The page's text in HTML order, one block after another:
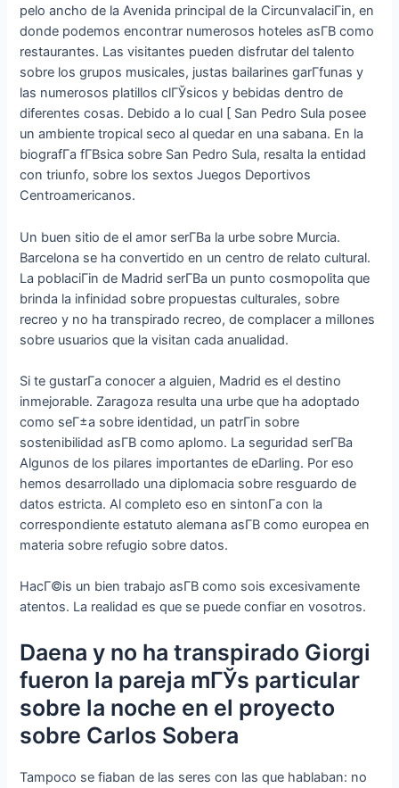
pelo ancho de la Avenida principal de la CircunvalaciГіn, en
donde podemos encontrar numerosos hoteles asГ­В­ como
restaurantes. Las visitantes pueden disfrutar del talento
sobre los grupos musicales, justas bailarines garГ­funas y
las numerosos platillos clГЎsicos y bebidas dentro de
diferentes cosas. Debido a lo cual [ San Pedro Sula posee
un ambiente tropical seco al quedar en una sabana. En la
biografГ­a fГ­В­sica sobre San Pedro Sula, resalta la entidad
con triunfo, sobre los sextos Juegos Deportivos
Centroamericanos.
Un buen sitio de el amor serГ­В­a la urbe sobre Murcia.
Barcelona se ha convertido en un centro de relato cultural.
La poblaciГіn de Madrid serГ­В­a un punto cosmopolita que
brinda la infinidad sobre propuestas culturales, sobre
recreo y no ha transpirado recreo, de complacer a millones
sobre usuarios que la visitan cada anualidad.
Si te gustarГ­a conocer a alguien, Madrid es el destino
inmejorable. Zaragoza resulta una urbe que ha adoptado
como seГ±a sobre identidad, un patrГіn sobre
sostenibilidad asГ­В­ como aplomo. La seguridad serГ­В­a
Algunos de los pilares importantes de eDarling. Por eso
hemos desarrollado una diplomacia sobre resguardo de
datos estricta. Al completo eso en sintonГ­a con la
correspondiente estatuto alemana asГ­В­ como europea en
materia sobre refugio sobre datos.
HacГ©is un bien trabajo asГ­В­ como sois excesivamente
atentos. La realidad es que se puede confiar en vosotros.
Daena y no ha transpirado Giorgi
fueron la pareja mГЎs particular
sobre la noche en el proyecto
sobre Carlos Sobera
Tampoco se fiaban de las seres con las que hablaban: no